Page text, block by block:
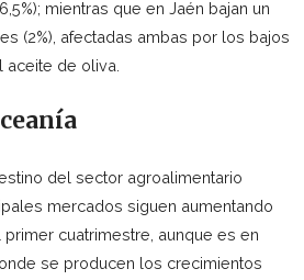
mientras que en Jaén bajan un
(2%), afectadas ambas por los bajos
de oliva.
del sector agroalimentario
mercados siguen aumentando
cuatrimestre, aunque es en
se producen los crecimientos